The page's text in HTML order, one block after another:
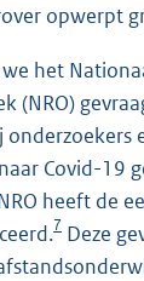
opwerpt
het
(NRO)
Covid-19
heeft de
7 Deze